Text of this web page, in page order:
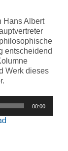
Hans Albert
entscheidend
Werk dieses
00:00